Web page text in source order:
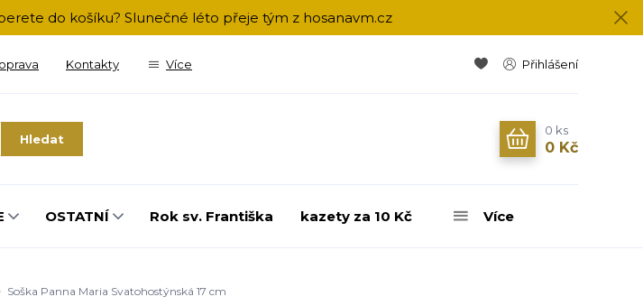
do košíku? Slunečné léto přeje tým z hosanavm.cz
Kontakty Více Přihlášení
Hledat
0 ks
0 Kč
OSTATNÍ Rok sv. Františka kazety za 10 Kč Více
Soška Panna Maria Svatohostýnská 17 cm